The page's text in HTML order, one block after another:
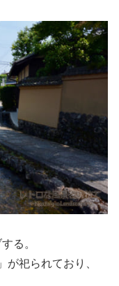
る。
が祀られており、